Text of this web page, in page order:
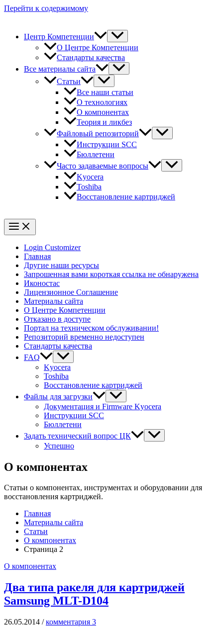
Перейти к содержимому
Центр Компетенции
О Центре Компетенции
Стандарты качества
Все материалы сайта
Статьи
Все наши статьи
О технологиях
О компонентах
Теория и ликбез
Файловый репозиторий
Инструкции SCC
Бюллетени
Часто задаваемые вопросы
Kyocera
Toshiba
Восстановление картриджей
Login Customizer
Главная
Другие наши ресурсы
Запрошенная вами короткая ссылка не обнаружена
Иконостас
Лицензионное Соглашение
Материалы сайта
О Центре Компетенции
Отказано в доступе
Портал на техническом обслуживании!
Репозиторий временно недоступен
Стандарты качества
FAQ
Kyocera
Toshiba
Восстановление картриджей
Файлы для загрузки
Документация и Firmware Kyocera
Инструкции SCC
Бюллетени
Задать технический вопрос ЦК
Успешно
О компонентах
Статьи о компонентах, инструментах и оборудовании для
восстановления картриджей.
Главная
Материалы сайта
Статьи
О компонентах
Страница 2
О компонентах
Два типа ракеля для картриджей
Samsung MLT-D104
26.05.2014 /комментария 3